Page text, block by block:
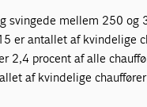
svingede mellem 250 og
er antallet af kvindelige
2,4 procent af alle
af kvindelige